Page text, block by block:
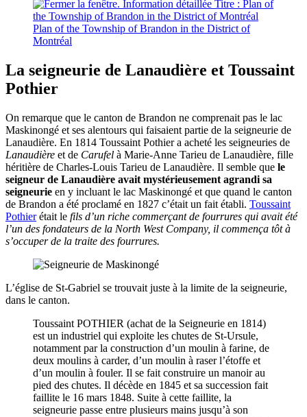
Plan of the Township of Brandon in the District of
Montréal
La seigneurie de Lanaudière et Toussaint
Pothier
On remarque que le canton de Brandon ne comprenait pas le lac
Maskinongé et ses alentours qui faisaient partie de la seigneurie de
Lanaudière. En 1814 Toussaint Pothier a acheté les seigneuries de
Lanaudière et de Carufel à Marie-Anne Tarieu de Lanaudière, fille
héritière de Charles-Louis Tarieu de Lanaudière. Il semble que le
seigneur de Lanaudière avait mystérieusement agrandi sa
seigneurie en y incluant le lac Maskinongé et que quand le canton
de Brandon a été proclamé en 1827 c’était un fait établi. Toussaint
Pothierétait le fils d’un riche commerçant de fourrures qui avait été
l’un des fondateurs de la North West Company, il commença tôt à
s’occuper de la traite des fourrures.
L’église de St-Gabriel se trouvait juste à la limite de la seigneurie,
dans le canton.
Toussaint POTHIER (achat de la Seigneurie en 1814)
est un industriel qui exploite les chutes de St-Ursule,
notamment par la construction d’un moulin à farine, de
deux moulins à carder, d’un moulin à raser l’étoffe et
d’un moulin à fouler. Il se fait construire un manoir au
pied des chutes. Il décède en 1845 et sa succession fait
faillite le 16 mars 1848. Suite à cette faillite, la
seigneurie passe entre plusieurs mains jusqu’à son